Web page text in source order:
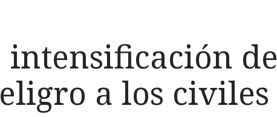
intensificación
a los civiles